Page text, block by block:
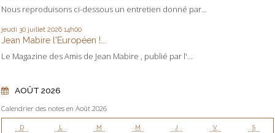
Nous reproduisons ci-dessous un entretien donné par...
jeudi 30 juillet 2026 14h00
Jean Mabire l'Européen !...
Le Magazine des Amis de Jean Mabire , publié par l'...
AOÛT 2026
Calendrier des notes en Août 2026
D L M M J V S